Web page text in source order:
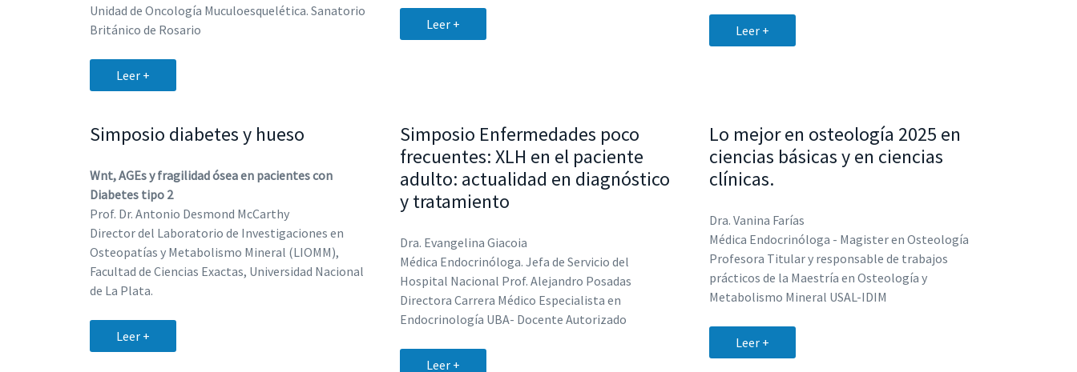
Unidad de Oncología Muculoesquelética. Sanatorio
Británico de Rosario
Leer +
Leer + Leer +
Simposio diabetes y hueso
Wnt, AGEs y fragilidad ósea en pacientes con
Diabetes tipo 2
Prof. Dr. Antonio Desmond McCarthy
Director del Laboratorio de Investigaciones en
Osteopatías y Metabolismo Mineral (LIOMM),
Facultad de Ciencias Exactas, Universidad Nacional
de La Plata.
Leer +
Simposio Enfermedades poco
frecuentes: XLH en el paciente
adulto: actualidad en diagnóstico
y tratamiento
Dra. Evangelina Giacoia
Médica Endocrinóloga. Jefa de Servicio del
Hospital Nacional Prof. Alejandro Posadas
Directora Carrera Médico Especialista en
Endocrinología UBA- Docente Autorizado
Leer +
Lo mejor en osteología 2025 en
ciencias básicas y en ciencias
clínicas.
Dra. Vanina Farías
Médica Endocrinóloga - Magister en Osteología
Profesora Titular y responsable de trabajos
prácticos de la Maestría en Osteología y
Metabolismo Mineral USAL-IDIM
Leer +